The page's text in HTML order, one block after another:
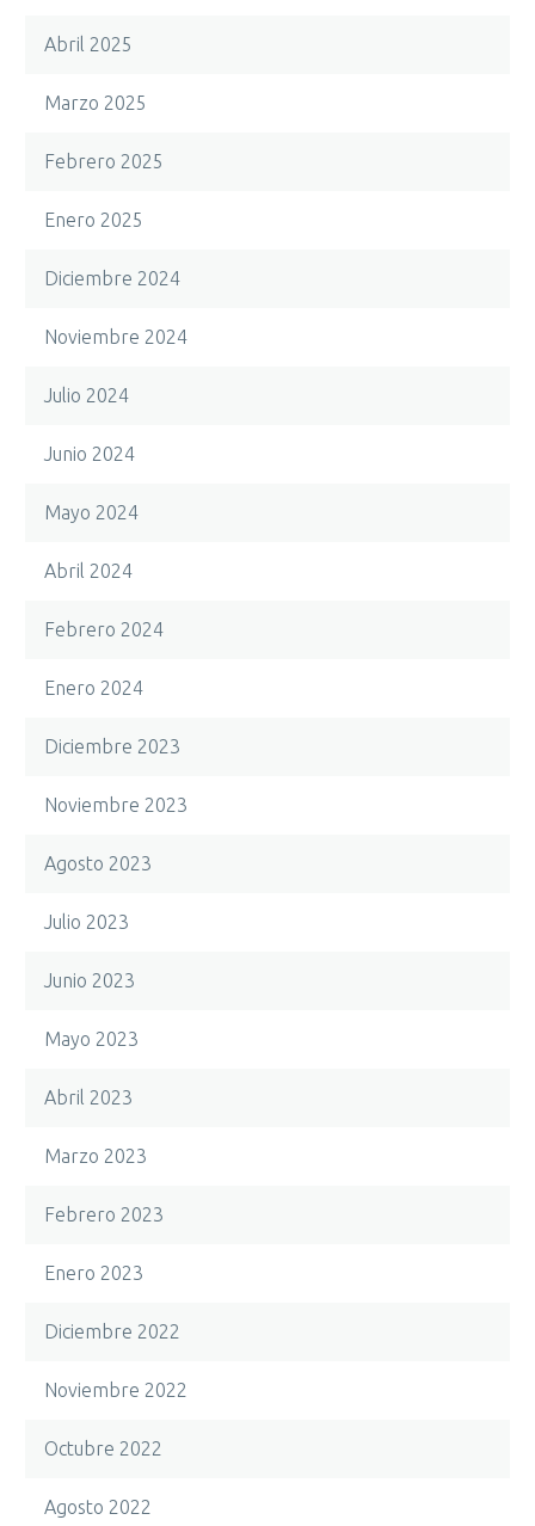
Abril 2025
Marzo 2025
Febrero 2025
Enero 2025
Diciembre 2024
Noviembre 2024
Julio 2024
Junio 2024
Mayo 2024
Abril 2024
Febrero 2024
Enero 2024
Diciembre 2023
Noviembre 2023
Agosto 2023
Julio 2023
Junio 2023
Mayo 2023
Abril 2023
Marzo 2023
Febrero 2023
Enero 2023
Diciembre 2022
Noviembre 2022
Octubre 2022
Agosto 2022